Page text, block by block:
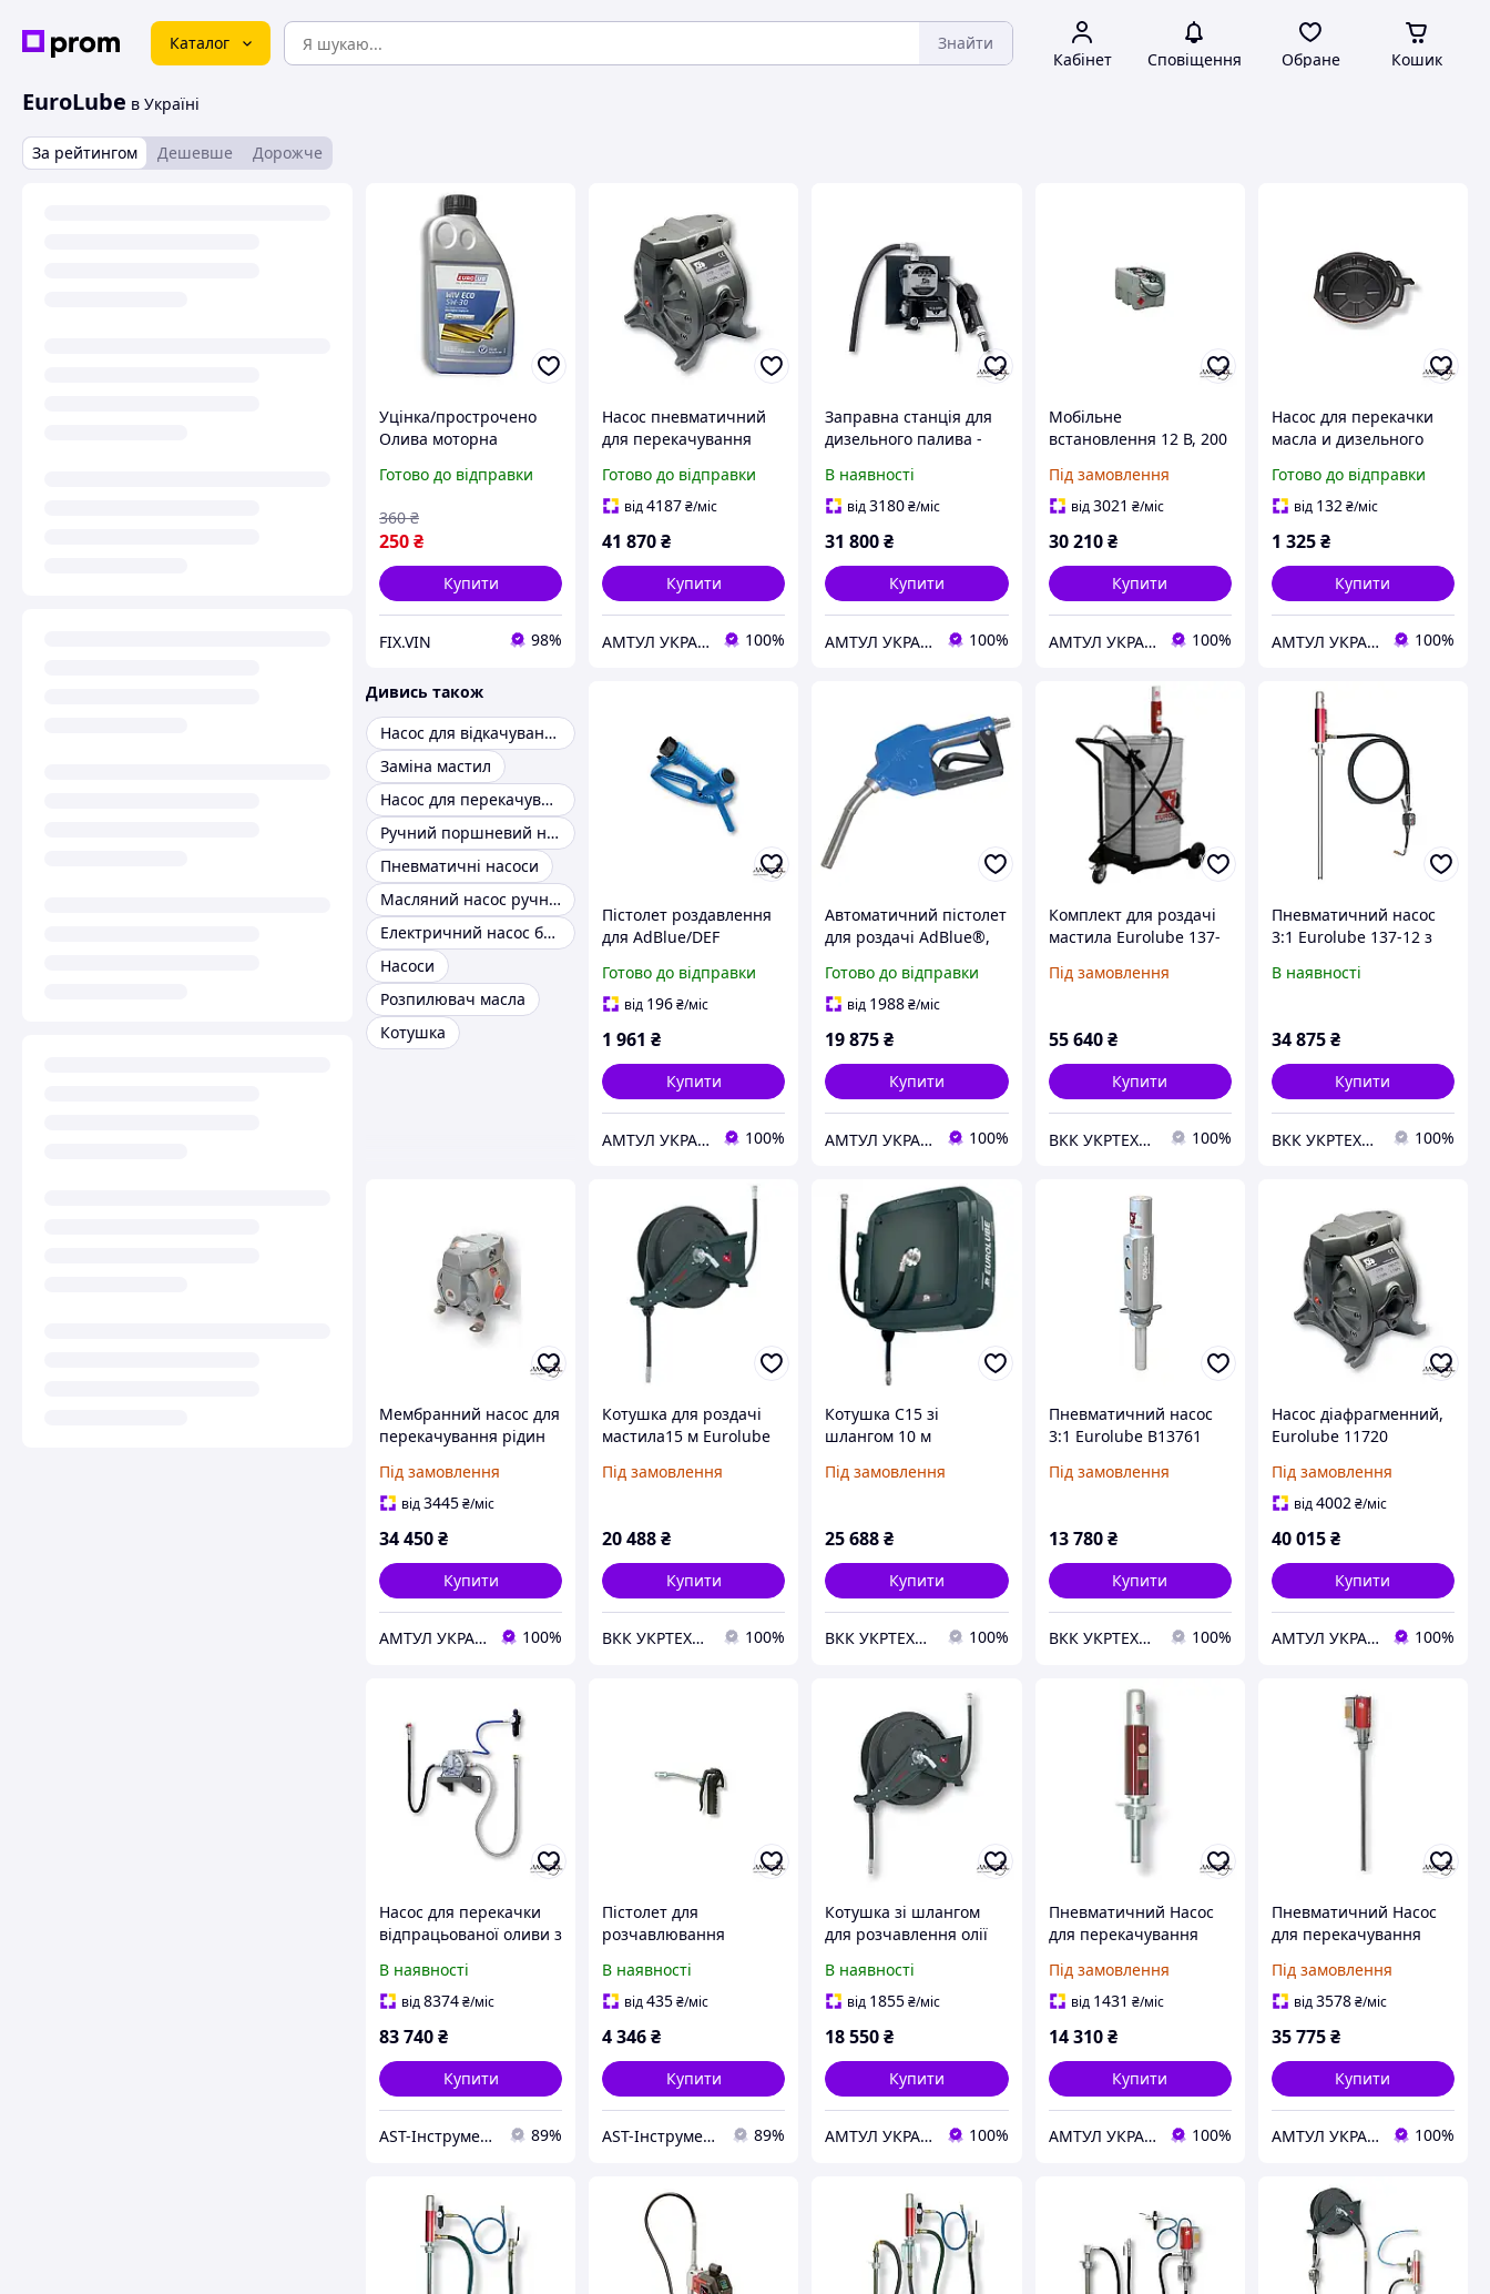
Каталог Знайти
Кабінет Сповіщення Обране Кошик
EuroLube в Україні
За рейтингом Дешевше Дорожче
Уцінка/прострочено
Олива моторна
5W30 1л
Готово до відправки
250₴
360 ₴
Купити
FIX.VIN 98%
Насос пневматичний
для перекачування
пального - Eurolube
11760
Готово до відправки
від4187₴/міс
41 870₴
Купити
АМТУЛ УКРАЇНА 100%
Заправна станція для
дизельного палива -
В наявності
від3180₴/міс
31 800₴
Купити
АМТУЛ УКРАЇНА 100%
Мобільне
встановлення 12 В, 200
дизельного палива
Eurolube 10150
Під замовлення
від3021 ₴/міс
30 210 ₴
Купити
АМТУЛ УКРАЇНА 100%
Насос для перекачки
масла и дизельного
Eurolube 10730
Готово до відправки
від 132₴/міс
1 325₴
Купити
АМТУЛ УКРАЇНА 100%
Дивись також
Насос для відкачування масла
Заміна мастил
Насос для перекачування палива
Ручний поршневий насос
Пневматичні насоси
Масляний насос ручний
Електричний насос бочковий
Насоси
Розпилювач масла
Котушка
Пістолет роздавлення
для AdBlue/DEF
Готово до відправки
від 196₴/міс
1 961 ₴
Купити
АМТУЛ УКРАЇНА 100%
Автоматичний пістолет
для роздачі AdBlue®,
Готово до відправки
від 1988₴/міс
19 875₴
Купити
АМТУЛ УКРАЇНА 100%
Комплект для роздачі
мастила Eurolube 137-
Під замовлення
55 640 ₴
Купити
ВКК УКРТЕХАВТО ТОВ 100%
Пневматичний насос
3:1 Eurolube 137-12 з
лічильником
В наявності
34 875₴
Купити
ВКК УКРТЕХАВТО ТОВ 100%
Мембранний насос для
перекачування рідин
Під замовлення
від3445₴/міс
34 450₴
Купити
АМТУЛ УКРАЇНА 100%
Котушка для роздачі
мастила15 м Eurolube
Під замовлення
20 488₴
Купити
ВКК УКРТЕХАВТО ТОВ 100%
Котушка С15 зі
шлангом 10 м
Eurolube 17840
Під замовлення
25 688₴
Купити
ВКК УКРТЕХАВТО ТОВ 100%
Пневматичний насос
3:1 Eurolube B13761
технічних рідин
Під замовлення
13 780 ₴
Купити
ВКК УКРТЕХАВТО ТОВ 100%
Насос діафрагменний,
Eurolube 11720
Під замовлення
від4002 ₴/міс
40 015₴
Купити
АМТУЛ УКРАЇНА 100%
Насос для перекачки
відпрацьованої оливи з
підключення - Eurolube
317-47
В наявності
від8374₴/міс
83 740₴
Купити
AST-Інструмент 89%
Пістолет для
розчавлювання
мастила Eurolube
26716
В наявності
від435₴/міс
4 346₴
Купити
AST-Інструмент 89%
Котушка зі шлангом
для розчавлення олії
В наявності
від 1855₴/міс
18 550₴
Купити
АМТУЛ УКРАЇНА 100%
Пневматичний Насос
для перекачування
Eurolube B13760
Під замовлення
від 1431 ₴/міс
14 310 ₴
Купити
АМТУЛ УКРАЇНА 100%
Пневматичний Насос
для перекачування
Eurolube B13760
Під замовлення
від3578₴/міс
35 775₴
Купити
АМТУЛ УКРАЇНА 100%